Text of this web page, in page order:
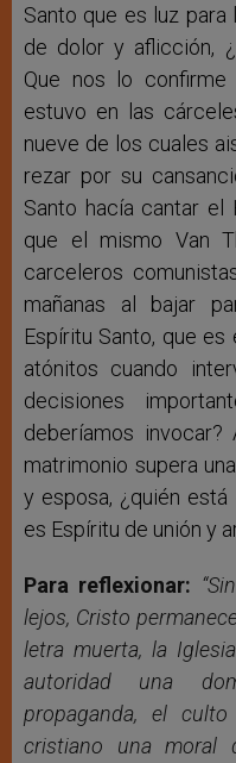
Santo que es luz
de dolor y aflicción,
Que nos lo confirme
estuvo en las
nueve de los cuales
rezar por su
Santo hacía cantar el
que el mismo Van
carceleros
mañanas al bajar
Espíritu Santo, que
atónitos cuando
decisiones
deberíamos invocar?
matrimonio supera
y esposa, ¿quién
es Espíritu de unión y
Para reflexionar:
lejos, Cristo
letra muerta, la
autoridad una
propaganda, el
cristiano una moral